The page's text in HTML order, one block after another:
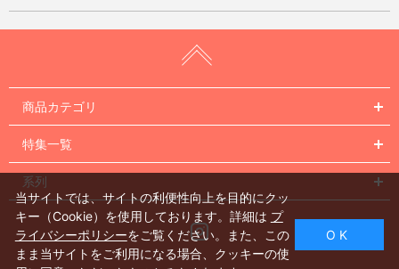
商品カテゴリ
特集一覧
系列
Instagram
当サイトでは、サイトの利便性向上を目的にクッ
キー（Cookie）を使用しております。詳細は プ
ライバシーポリシーをご覧ください。また、この
まま当サイトをご利用になる場合、クッキーの使
O K